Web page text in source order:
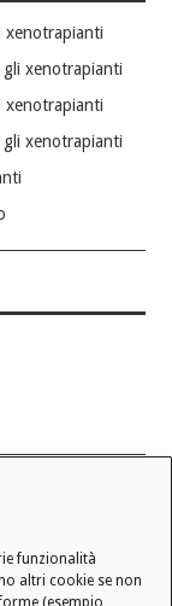
funzionalità
altri cookie se non
(esempio
xenotrapianti
gli xenotrapianti
xenotrapianti
gli xenotrapianti